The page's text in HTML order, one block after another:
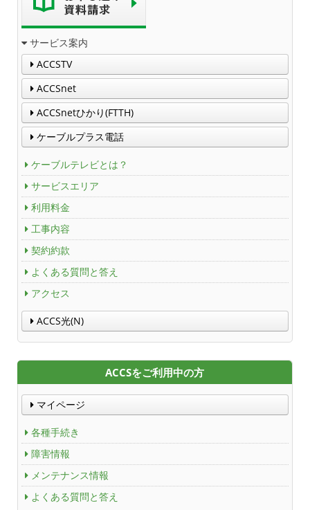
サービス案内
ACCSTV
ACCSnet
ACCSnetひかり(FTTH)
ケーブルプラス電話
ケーブルテレビとは？
サービスエリア
利用料金
工事内容
契約約款
よくある質問と答え
アクセス
ACCS光(N)
ACCSをご利用中の方
マイページ
各種手続き
障害情報
メンテナンス情報
よくある質問と答え
ACCSnet
Cable-plus Phone
ACCSTV,ACCSnet&Cable-plus Phone Set
Service
ACCS Cable Connection
つくばもん（地域情報サイト）